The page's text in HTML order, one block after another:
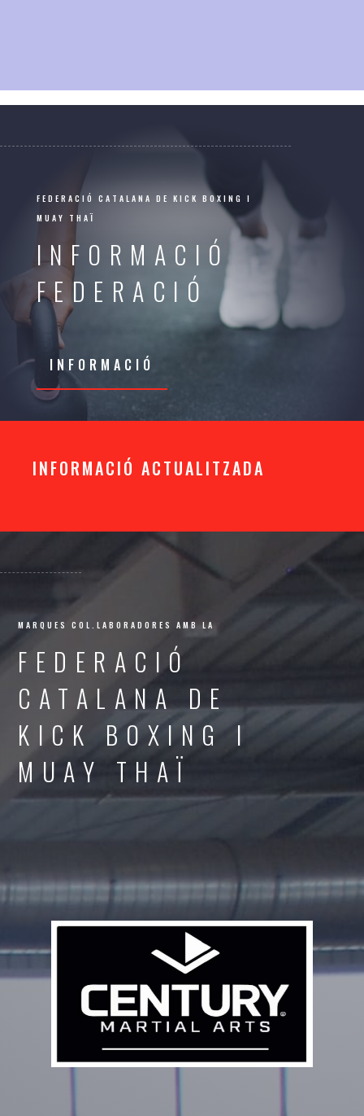
FEDERACIÓ CATALANA DE KICK BOXING I
MUAY THAÏ
INFORMACIÓ
FEDERACIÓ
INFORMACIÓ
INFORMACIÓ ACTUALITZADA
MARQUES COL.LABORADORES AMB LA
FEDERACIÓ
CATALANA DE
KICK BOXING I
MUAY THAÏ